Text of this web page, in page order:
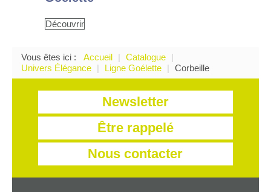
Découvrir
Vous êtes ici : Accueil | Catalogue |
Univers Élégance | Ligne Goélette | Corbeille
Newsletter
Être rappelé
Nous contacter